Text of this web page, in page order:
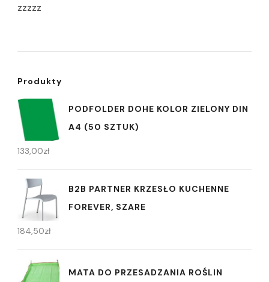
zzzzz
Produkty
PODFOLDER DOHE KOLOR ZIELONY DIN
A4 (50 SZTUK)
133,00zł
B2B PARTNER KRZESŁO KUCHENNE
FOREVER, SZARE
184,50zł
MATA DO PRZESADZANIA ROŚLIN